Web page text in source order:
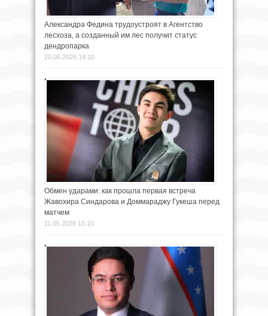
Александра Федина трудоустроят в Агентство
лесхоза, а созданный им лес получит статус
дендропарка
20.06.2026 14:10
Обмен ударами: как прошла первая встреча
Жавохира Синдарова и Доммараджу Гукеша перед
матчем
11.05.2026 15:10